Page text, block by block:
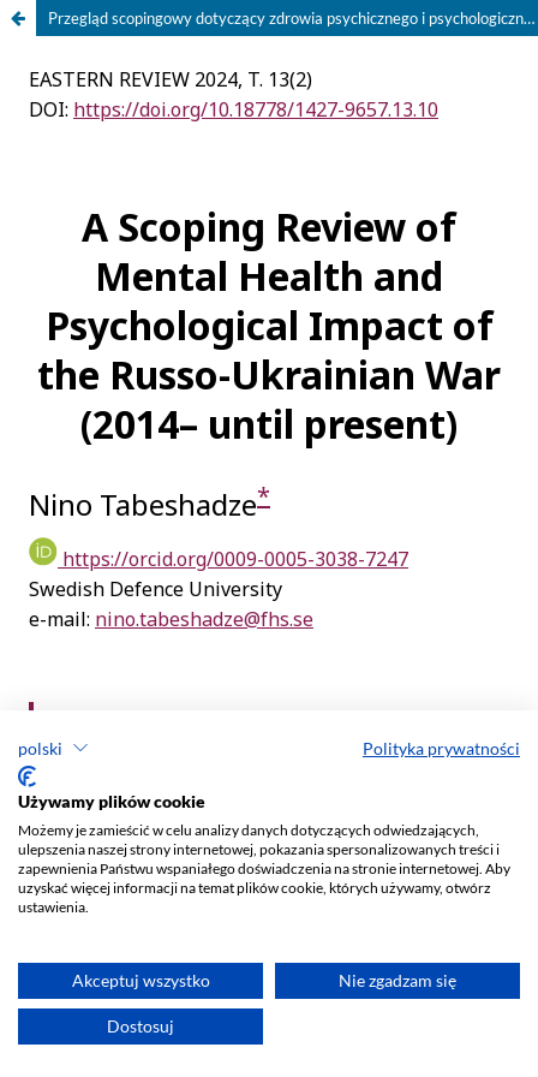
polski Polityka prywatności
Używamy plików cookie
Możemy je zamieścić w celu analizy danych dotyczących odwiedzających,
ulepszenia naszej strony internetowej, pokazania spersonalizowanych treści i
zapewnienia Państwu wspaniałego doświadczenia na stronie internetowej. Aby
uzyskać więcej informacji na temat plików cookie, których używamy, otwórz
ustawienia.
Akceptuj wszystko Nie zgadzam się
Dostosuj
Przegląd scopingowy dotyczący zdrowia psychicznego i psychologicznych skutków wojny rosyjsko-ukraińskiej (2014–2024)